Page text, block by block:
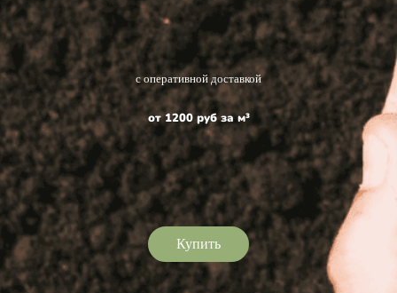
с оперативной доставкой
от 1200 руб за м³
Купить